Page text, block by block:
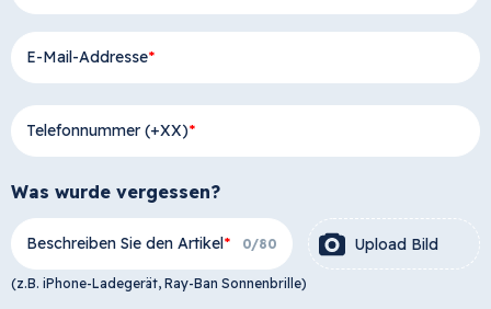
E-Mail-Addresse
Telefonnummer (+XX)
Was wurde vergessen?
Beschreiben Sie den Artikel 0/80 Upload Bild
(z.B. iPhone-Ladegerät, Ray-Ban Sonnenbrille)